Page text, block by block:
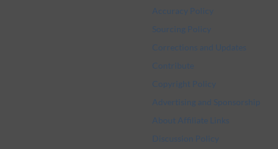
Accuracy Policy
Sourcing Policy
Corrections and Updates
Contribute
Copyright Policy
Advertising and Sponsorship
About Affiliate Links
Discussion Policy